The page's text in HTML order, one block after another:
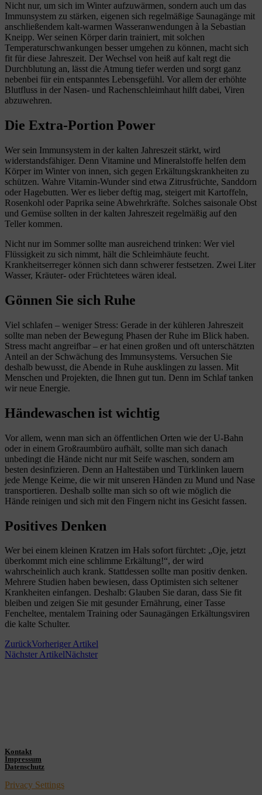
Nicht nur, um sich im Winter aufzuwärmen, sondern auch um das
Immunsystem zu stärken, eigenen sich regelmäßige Saunagänge mit
anschließendem kalt-warmen Wasseranwendungen à la Sebastian
Kneipp. Wer seinen Körper darin trainiert, mit solchen
Temperaturschwankungen besser umgehen zu können, macht sich
fit für diese Jahreszeit. Der Wechsel von heiß auf kalt regt die
Durchblutung an, lässt die Atmung tiefer werden und sorgt ganz
nebenbei für ein entspanntes Lebensgefühl. Vor allem der erhöhte
Blutfluss in der Nasen- und Rachenschleimhaut hilft dabei, Viren
abzuwehren.
Die Extra-Portion Power
Wer sein Immunsystem in der kalten Jahreszeit stärkt, wird
widerstandsfähiger. Denn Vitamine und Mineralstoffe helfen dem
Körper im Winter von innen, sich gegen Erkältungskrankheiten zu
schützen. Wahre Vitamin-Wunder sind etwa Zitrusfrüchte, Sanddorn
oder Hagebutten. Wer es lieber deftig mag, steigert mit Kartoffeln,
Rosenkohl oder Paprika seine Abwehrkräfte. Solches saisonale Obst
und Gemüse sollten in der kalten Jahreszeit regelmäßig auf den
Teller kommen.
Nicht nur im Sommer sollte man ausreichend trinken: Wer viel
Flüssigkeit zu sich nimmt, hält die Schleimhäute feucht.
Krankheitserreger können sich dann schwerer festsetzen. Zwei Liter
Wasser, Kräuter- oder Früchtetees wären ideal.
Gönnen Sie sich Ruhe
Viel schlafen – weniger Stress: Gerade in der kühleren Jahreszeit
sollte man neben der Bewegung Phasen der Ruhe im Blick haben.
Stress macht angreifbar – er hat einen großen und oft unterschätzten
Anteil an der Schwächung des Immunsystems. Versuchen Sie
deshalb bewusst, die Abende in Ruhe ausklingen zu lassen. Mit
Menschen und Projekten, die Ihnen gut tun. Denn im Schlaf tanken
wir neue Energie.
Händewaschen ist wichtig
Vor allem, wenn man sich an öffentlichen Orten wie der U-Bahn
oder in einem Großraumbüro aufhält, sollte man sich danach
unbedingt die Hände nicht nur mit Seife waschen, sondern am
besten desinfizieren. Denn an Haltestäben und Türklinken lauern
jede Menge Keime, die wir mit unseren Händen zu Mund und Nase
transportieren. Deshalb sollte man sich so oft wie möglich die
Hände reinigen und sich mit den Fingern nicht ins Gesicht fassen.
Positives Denken
Wer bei einem kleinen Kratzen im Hals sofort fürchtet: „Oje, jetzt
überkommt mich eine schlimme Erkältung!“, der wird
wahrscheinlich auch krank. Stattdessen sollte man positiv denken.
Mehrere Studien haben bewiesen, dass Optimisten sich seltener
Krankheiten einfangen. Deshalb: Glauben Sie daran, dass Sie fit
bleiben und zeigen Sie mit gesunder Ernährung, einer Tasse
Fencheltee, mentalem Training oder Saunagängen Erkältungsviren
die kalte Schulter.
ZurückVorheriger Artikel
Nächster ArtikelNächster
Kontakt
Impressum
Datenschutz
Privacy Settings